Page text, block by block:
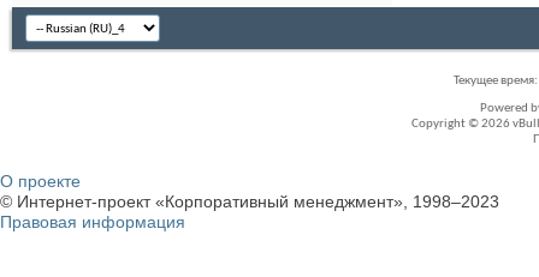
Текущее время:
Powered
Copyright © 2026
О проекте
© Интернет-проект «Корпоративный менеджмент», 1998–2023
Правовая информация